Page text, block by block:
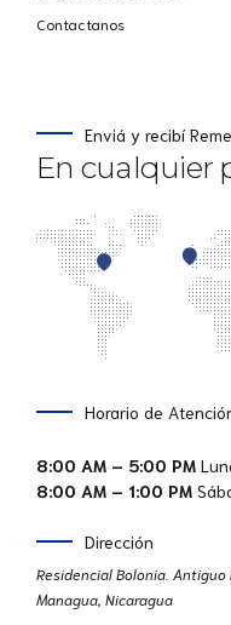
Contactanos
Enviá y recibí
En cualquier
Horario de
8:00 AM – 5:00 PM
8:00 AM – 1:00 PM
Dirección
Residencial Bolonia.
Managua, Nicaragua